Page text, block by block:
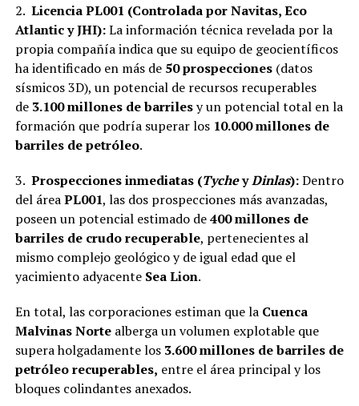
2. Licencia PL001 (Controlada por Navitas, Eco
Atlantic y JHI):La información técnica revelada por la
propia compañía indica que su equipo de geocientíficos
ha identificado en más de 50 prospecciones(datos
sísmicos 3D), un potencial de recursos recuperables
de 3.100 millones de barrilesy un potencial total en la
formación que podría superar los 10.000 millones de
barriles de petróleo.
3. Prospecciones inmediatas (TycheyDinlas):Dentro
del áreaPL001, las dos prospecciones más avanzadas,
poseen un potencial estimado de400 millones de
barriles de crudo recuperable, pertenecientes al
mismo complejo geológico y de igual edad que el
yacimiento adyacente Sea Lion.
En total, las corporaciones estiman que la Cuenca
Malvinas Nortealberga un volumen explotable que
supera holgadamente los 3.600 millones de barriles de
petróleo recuperables, entre el área principal y los
bloques colindantes anexados.